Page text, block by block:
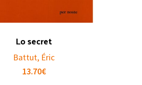
Lo secret
Battut, Éric
13.70€